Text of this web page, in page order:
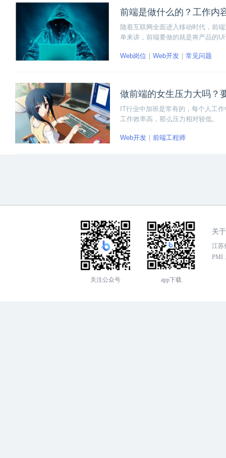
前端是做什么的？工作内
随着互联网全面进入移动时代，前
单来讲，前端要做的就是将产品的
端页面的开发，并负责前端应用的
Web岗位 Web开发 常见问题
做前端的女生压力大吗？
IT行业中加班是常有的，每个人工
工作效率高，那么压力相对较低。
Web开发 前端工程师
关注公众号 app下载
关
江苏
PMI